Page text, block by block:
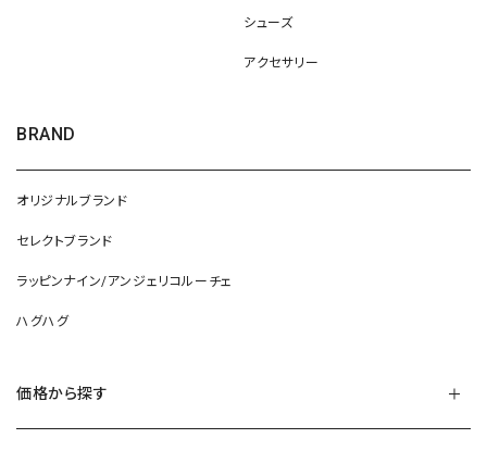
シューズ
アクセサリー
BRAND
オリジナルブランド
セレクトブランド
ラッピンナイン/アンジェリコルーチェ
ハグハグ
価格から探す